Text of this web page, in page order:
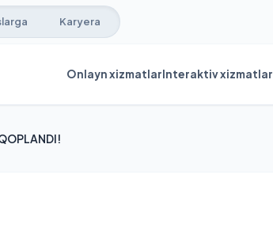
Karyera
Onlayn xizmatlarInteraktiv xizmatlar